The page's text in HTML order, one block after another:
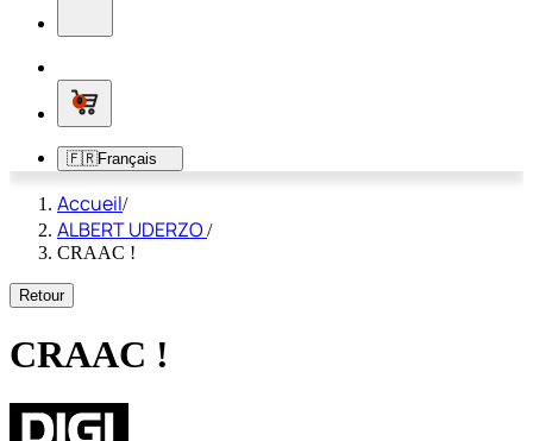
0
🇫🇷Français
Accueil/
ALBERT UDERZO /
CRAAC !
Retour
CRAAC !